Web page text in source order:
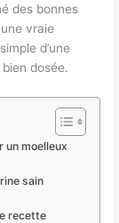
des bonnes
vraie
d’une
dosée.
un moelleux
sain
recette